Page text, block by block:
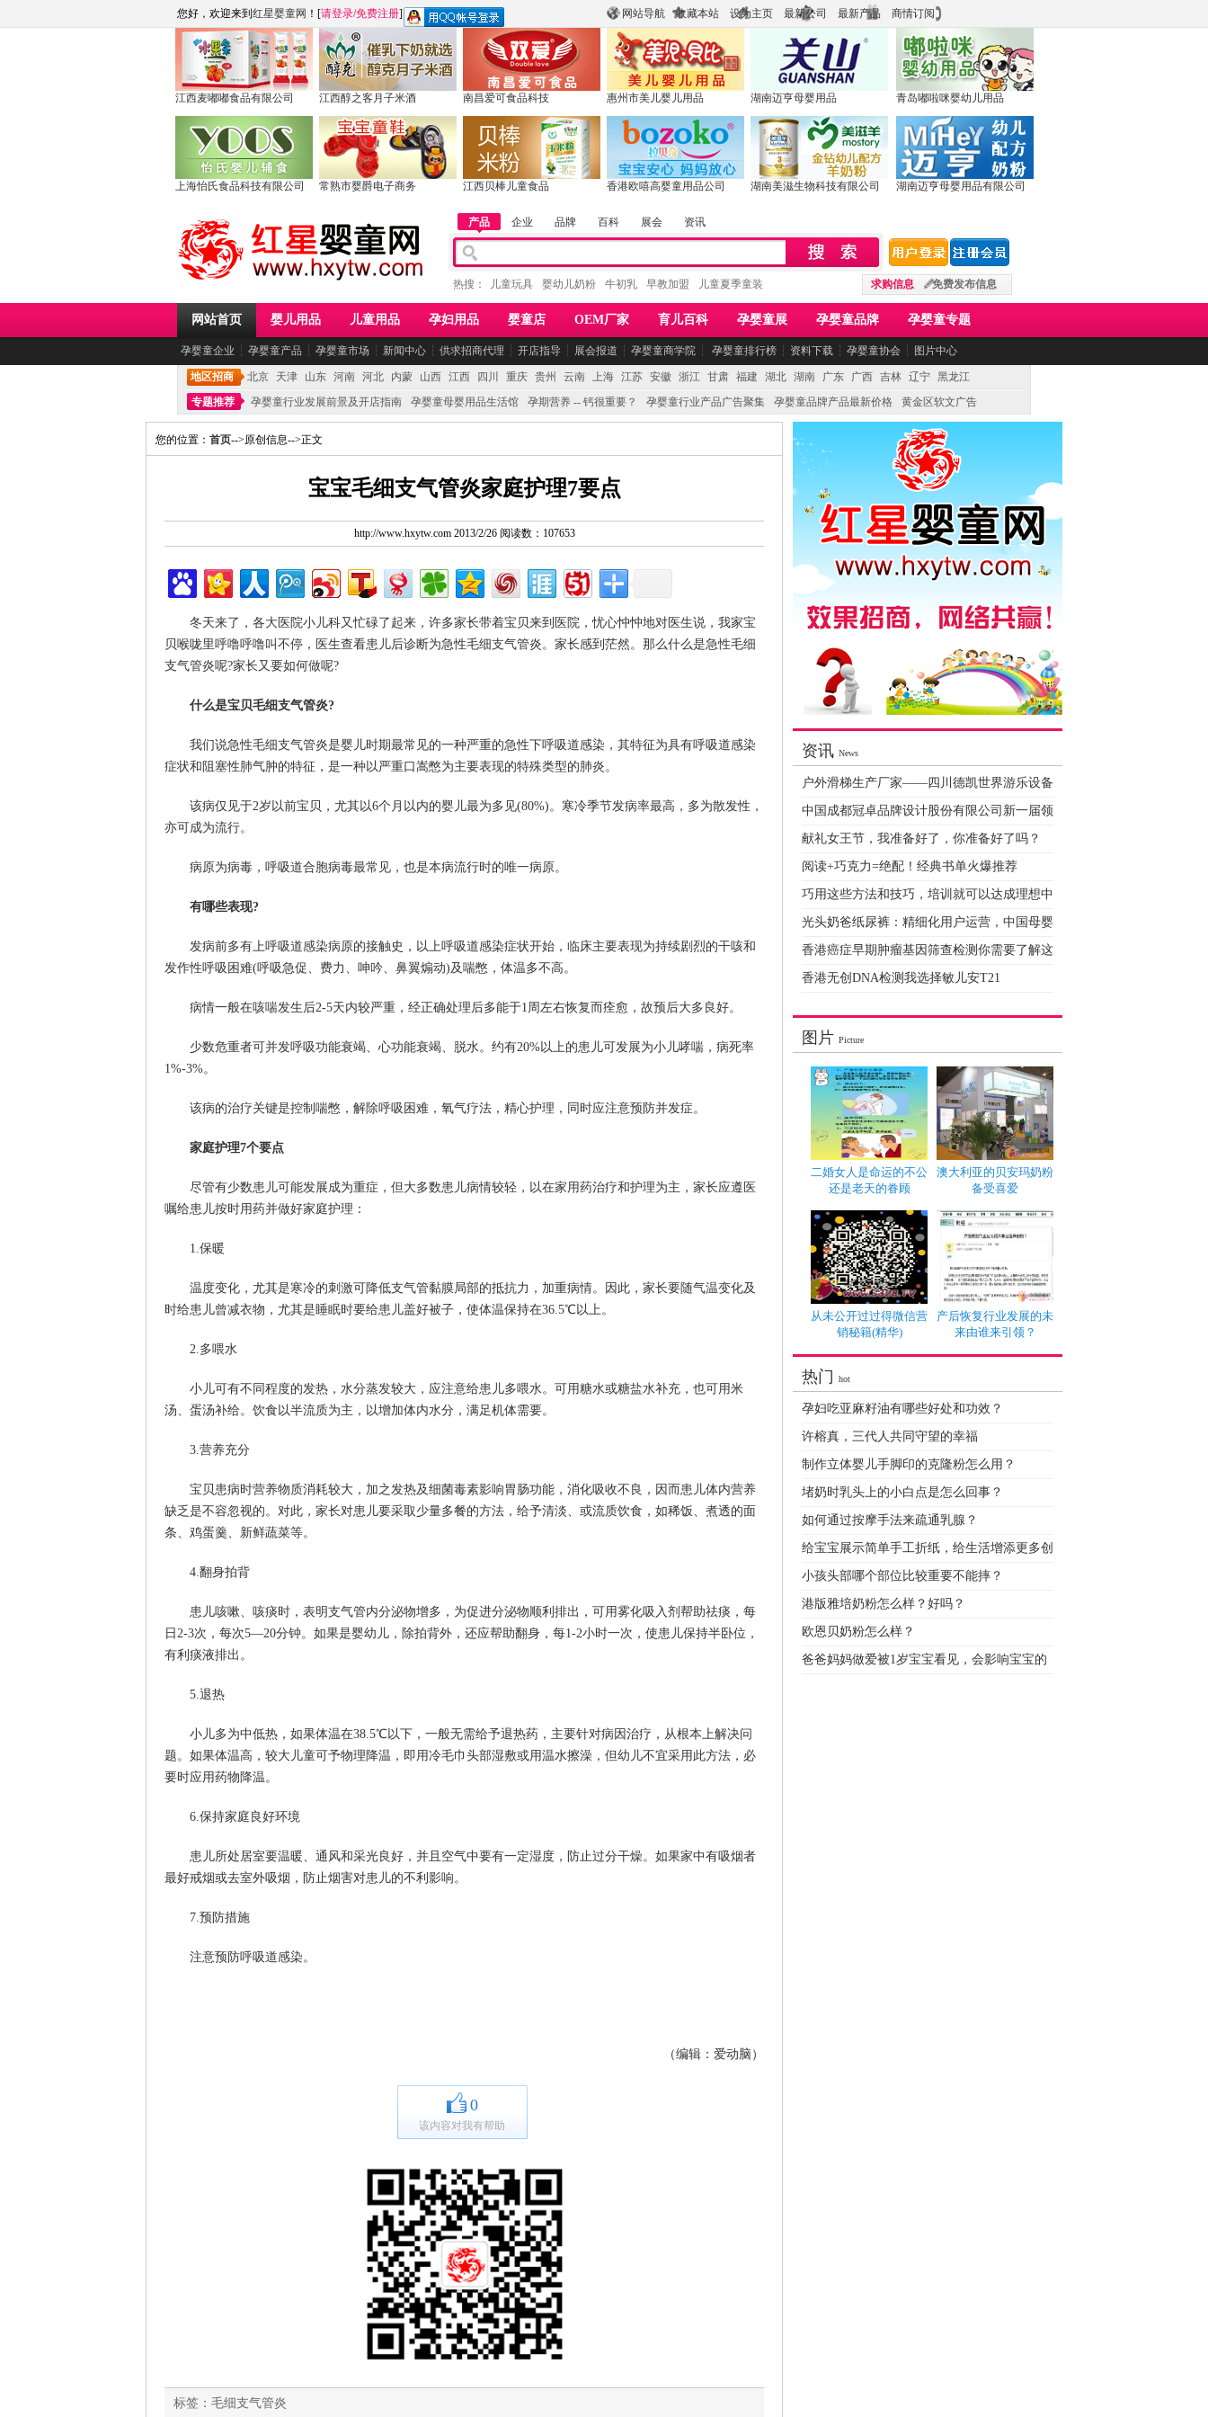
网站导航 收藏本站 设为主页 最新公司 最新产品 商情订阅
您好，欢迎来到 红星婴童网 ！[请登录/免费注册]
江西麦嘟嘟食品有限公司 江西醇之客月子米酒 南昌爱可食品科技 惠州市美儿婴儿用品 湖南迈亨母婴用品 青岛嘟啦咪婴幼儿用品
上海怡氏食品科技有限公司 常熟市婴爵电子商务 江西贝棒儿童食品 香港欧嘻高婴童用品公司 湖南美滋生物科技有限公司 湖南迈亨母婴用品有限公司
产品 企业 品牌 百科 展会 资讯
求购信息 免费发布信息
热搜： 儿童玩具 婴幼儿奶粉 牛初乳 早教加盟 儿童夏季童装
网站首页 婴儿用品 儿童用品 孕妇用品 婴童店 OEM厂家 育儿百科 孕婴童展 孕婴童品牌 孕婴童专题
孕婴童企业 ┆ 孕婴童产品 ┆ 孕婴童市场 ┆ 新闻中心 ┆ 供求招商代理 ┆ 开店指导 ┆ 展会报道 ┆ 孕婴童商学院 ┆ 孕婴童排行榜 ┆ 资料下载 ┆ 孕婴童协会 ┆ 图片中心
地区招商 北京 天津 山东 河南 河北 内蒙 山西 江西 四川 重庆 贵州 云南 上海 江苏 安徽 浙江 甘肃 福建 湖北 湖南 广东 广西 吉林 辽宁 黑龙江
专题推荐
孕婴童行业发展前景及开店指南 孕婴童母婴用品生活馆 孕期营养 -- 钙很重要？ 孕婴童行业产品广告聚集 孕婴童品牌产品最新价格 黄金区软文广告
您的位置： 首页-->原创信息-->正文
宝宝毛细支气管炎家庭护理7要点
http://www.hxytw.com 2013/2/26 阅读数：107653
冬天来了，各大医院小儿科又忙碌了起来，许多家长带着宝贝来到医院，忧心忡忡地对医生说，我家宝
贝喉咙里呼噜呼噜叫不停，医生查看患儿后诊断为急性毛细支气管炎。家长感到茫然。那么什么是急性毛细
支气管炎呢?家长又要如何做呢?
什么是宝贝毛细支气管炎?
我们说急性毛细支气管炎是婴儿时期最常见的一种严重的急性下呼吸道感染，其特征为具有呼吸道感染
症状和阻塞性肺气肿的特征，是一种以严重口嵩憋为主要表现的特殊类型的肺炎。
该病仅见于2岁以前宝贝，尤其以6个月以内的婴儿最为多见(80%)。寒冷季节发病率最高，多为散发性，
亦可成为流行。
病原为病毒，呼吸道合胞病毒最常见，也是本病流行时的唯一病原。
有哪些表现?
发病前多有上呼吸道感染病原的接触史，以上呼吸道感染症状开始，临床主要表现为持续剧烈的干咳和
发作性呼吸困难(呼吸急促、费力、呻吟、鼻翼煽动)及喘憋，体温多不高。
病情一般在咳喘发生后2-5天内较严重，经正确处理后多能于1周左右恢复而痊愈，故预后大多良好。
少数危重者可并发呼吸功能衰竭、心功能衰竭、脱水。约有20%以上的患儿可发展为小儿哮喘，病死率
1%-3%。
该病的治疗关键是控制喘憋，解除呼吸困难，氧气疗法，精心护理，同时应注意预防并发症。
家庭护理7个要点
尽管有少数患儿可能发展成为重症，但大多数患儿病情较轻，以在家用药治疗和护理为主，家长应遵医
嘱给患儿按时用药并做好家庭护理：
1.保暖
温度变化，尤其是寒冷的刺激可降低支气管黏膜局部的抵抗力，加重病情。因此，家长要随气温变化及
时给患儿曾减衣物，尤其是睡眠时要给患儿盖好被子，使体温保持在36.5℃以上。
2.多喂水
小儿可有不同程度的发热，水分蒸发较大，应注意给患儿多喂水。可用糖水或糖盐水补充，也可用米
汤、蛋汤补给。饮食以半流质为主，以增加体内水分，满足机体需要。
3.营养充分
宝贝患病时营养物质消耗较大，加之发热及细菌毒素影响胃肠功能，消化吸收不良，因而患儿体内营养
缺乏是不容忽视的。对此，家长对患儿要采取少量多餐的方法，给予清淡、或流质饮食，如稀饭、煮透的面
条、鸡蛋羹、新鲜蔬菜等。
4.翻身拍背
患儿咳嗽、咳痰时，表明支气管内分泌物增多，为促进分泌物顺利排出，可用雾化吸入剂帮助祛痰，每
日2-3次，每次5—20分钟。如果是婴幼儿，除拍背外，还应帮助翻身，每1-2小时一次，使患儿保持半卧位，
有利痰液排出。
5.退热
小儿多为中低热，如果体温在38.5℃以下，一般无需给予退热药，主要针对病因治疗，从根本上解决问
题。如果体温高，较大儿童可予物理降温，即用冷毛巾头部湿敷或用温水擦澡，但幼儿不宜采用此方法，必
要时应用药物降温。
6.保持家庭良好环境
患儿所处居室要温暖、通风和采光良好，并且空气中要有一定湿度，防止过分干燥。如果家中有吸烟者
最好戒烟或去室外吸烟，防止烟害对患儿的不利影响。
7.预防措施
注意预防呼吸道感染。
（编辑：爱动脑）
0
该内容对我有帮助
标签： 毛细支气管炎
资讯 News
户外滑梯生产厂家——四川德凯世界游乐设备
中国成都冠卓品牌设计股份有限公司新一届领
献礼女王节，我准备好了，你准备好了吗？
阅读+巧克力=绝配！经典书单火爆推荐
巧用这些方法和技巧，培训就可以达成理想中
光头奶爸纸尿裤：精细化用户运营，中国母婴
香港癌症早期肿瘤基因筛查检测你需要了解这
香港无创DNA检测我选择敏儿安T21
图片 Picture
二婚女人是命运的不公
还是老天的眷顾
澳大利亚的贝安玛奶粉
备受喜爱
从未公开过过得微信营
销秘籍(精华)
产后恢复行业发展的未
来由谁来引领？
热门 hot
孕妇吃亚麻籽油有哪些好处和功效？
许榕真，三代人共同守望的幸福
制作立体婴儿手脚印的克隆粉怎么用？
堵奶时乳头上的小白点是怎么回事？
如何通过按摩手法来疏通乳腺？
给宝宝展示简单手工折纸，给生活增添更多创
小孩头部哪个部位比较重要不能摔？
港版雅培奶粉怎么样？好吗？
欧恩贝奶粉怎么样？
爸爸妈妈做爱被1岁宝宝看见，会影响宝宝的